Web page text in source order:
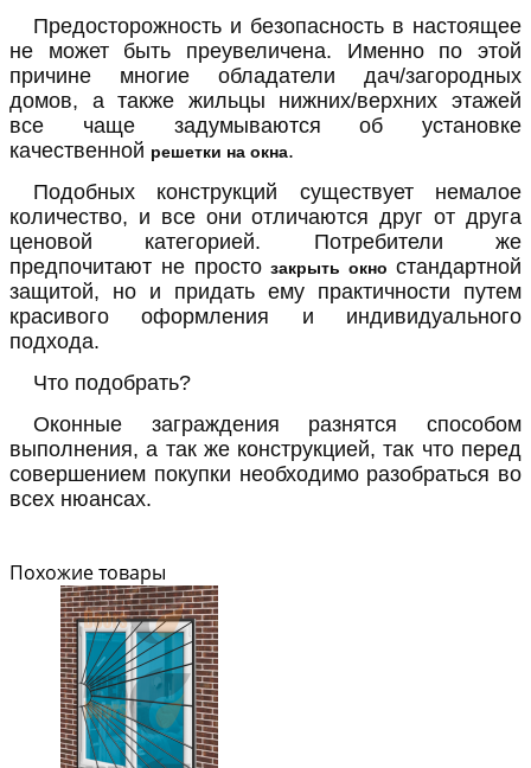
Предосторожность и безопасность в настоящее
не может быть преувеличена. Именно по этой
причине многие обладатели дач/загородных
домов, а также жильцы нижних/верхних этажей
все чаще задумываются об установке
качественной решетки на окна.
Подобных конструкций существует немалое
количество, и все они отличаются друг от друга
ценовой категорией. Потребители же
предпочитают не простозакрыть окностандартной
защитой, но и придать ему практичности путем
красивого оформления и индивидуального
подхода.
Что подобрать?
Оконные заграждения разнятся способом
выполнения, а так же конструкцией, так что перед
совершением покупки необходимо разобраться во
всех нюансах.
Похожие товары